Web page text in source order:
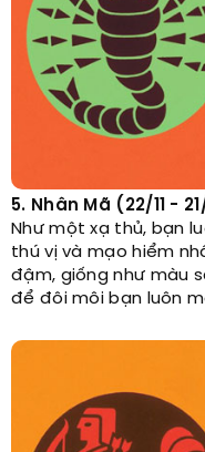
5. Nhân Mã (22/11 -
Như một xạ thủ, bạn
thú vị và mạo hiểm
đậm, giống như màu
để đôi môi bạn luôn